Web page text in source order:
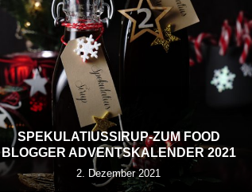
SPEKULATIUSSIRUP-ZUM FOOD
BLOGGER ADVENTSKALENDER 2021
2. Dezember 2021